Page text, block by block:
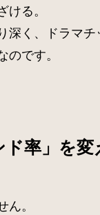
る。
く、ドラマチ
です。
率」を変
。